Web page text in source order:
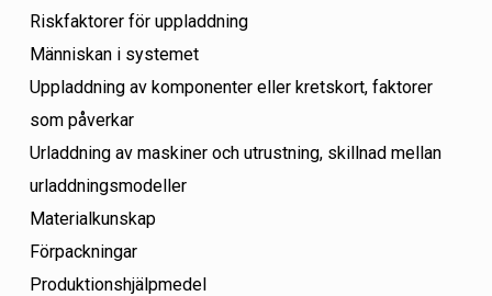
Riskfaktorer för uppladdning
Människan i systemet
Uppladdning av komponenter eller kretskort, faktorer
som påverkar
Urladdning av maskiner och utrustning, skillnad mellan
urladdningsmodeller
Materialkunskap
Förpackningar
Produktionshjälpmedel